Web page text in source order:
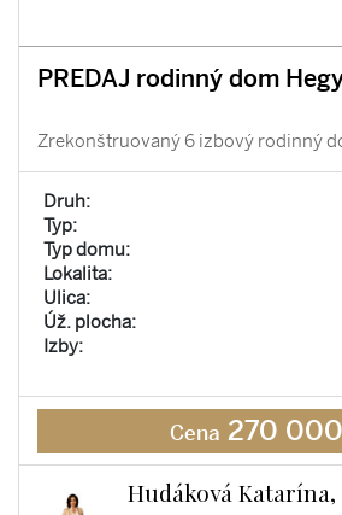
PREDAJ rodinný dom
Zrekonštruovaný 6 izbový rodinný
Druh:
Typ:
Typ domu:
Lokalita:
Ulica:
Úž. plocha:
Izby:
Cena 270
Hudáková Katarína,